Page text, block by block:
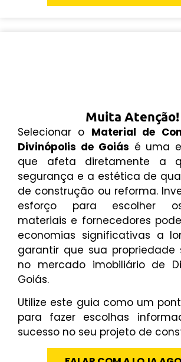
Muita Atenção!
Selecionar o Material de
Divinópolis de Goiás é uma
que afeta diretamente a
segurança e a estética de
de construção ou reforma.
esforço para escolher
materiais e fornecedores
economias significativas a
garantir que sua propriedade
no mercado imobiliário de
Goiás.
Utilize este guia como um
para fazer escolhas
sucesso no seu projeto de